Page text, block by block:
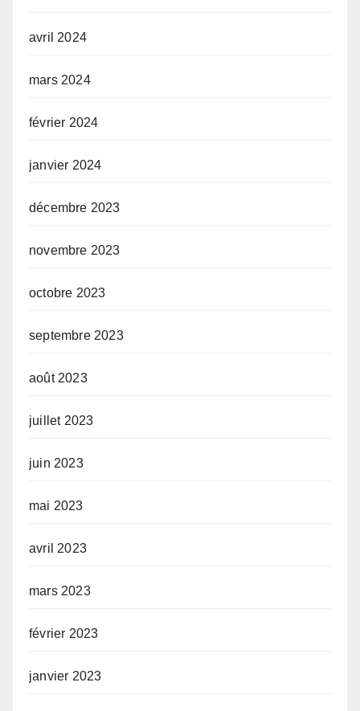
avril 2024
mars 2024
février 2024
janvier 2024
décembre 2023
novembre 2023
octobre 2023
septembre 2023
août 2023
juillet 2023
juin 2023
mai 2023
avril 2023
mars 2023
février 2023
janvier 2023